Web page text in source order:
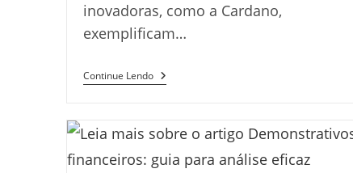
inovadoras, como a Cardano,
exemplificam…
Continue LendoGestão
De
E
Estratégias
Digitais